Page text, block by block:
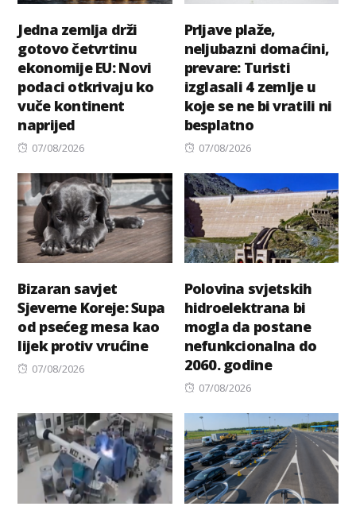
Jedna zemlja drži
gotovo četvrtinu
ekonomije EU: Novi
podaci otkrivaju ko
vuče kontinent
naprijed
Posted
07/08/2026
Prljave plaže,
neljubazni domaćini,
prevare: Turisti
izglasali 4 zemlje u
koje se ne bi vratili ni
besplatno
Posted
07/08/2026
Bizaran savjet
Sjeverne Koreje: Supa
od psećeg mesa kao
lijek protiv vrućine
Posted
07/08/2026
Polovina svjetskih
hidroelektrana bi
mogla da postane
nefunkcionalna do
2060. godine
Posted
07/08/2026